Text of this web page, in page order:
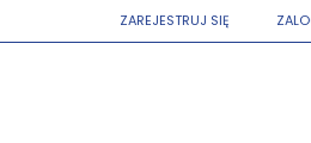
ZAREJESTRUJ SIĘ